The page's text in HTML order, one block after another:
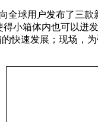
球用户发布了三款
得小箱体内也可以
快速发展；现场，